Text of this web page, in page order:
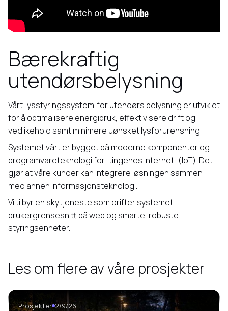
Bærekraftig
utendørsbelysning
Vårt lysstyringssystem for utendørs belysning er utviklet
for å optimalisere energibruk, effektivisere drift og
vedlikehold samt minimere uønsket lysforurensning.
Systemet vårt er bygget på moderne komponenter og
programvareteknologi for “tingenes internet” (IoT). Det
gjør at våre kunder kan integrere løsningen sammen
med annen informasjonsteknologi.
Vi tilbyr en skytjeneste som drifter systemet,
brukergrensesnitt på web og smarte, robuste
styringsenheter.
Les om flere av våre prosjekter
Prosjekter 2/9/26